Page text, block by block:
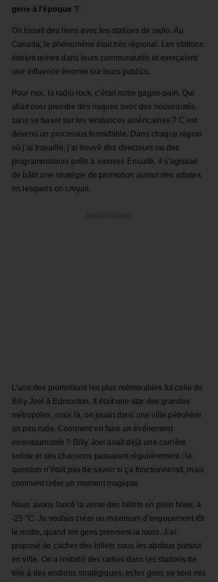
gens à l’époque ?
On tissait des liens avec les stations de radio. Au
Canada, le phénomène était très régional. Les stations
étaient reines dans leurs communautés et exerçaient
une influence énorme sur leurs publics.
Pour moi, la radio rock, c’était notre gagne‑pain. Qui
allait oser prendre des risques avec des nouveautés
sans se baser sur les tendances américaines ? C’est
devenu un processus formidable. Dans chaque région
où j’ai travaillé, j’ai trouvé des directeurs ou des
programmateurs prêts à innover. Ensuite, il s’agissait
de bâtir une stratégie de promotion autour des artistes
en lesquels on croyait.
L’une des promotions les plus mémorables fut celle de
Billy Joel à Edmonton. Il était une star des grandes
métropoles, mais là, on jouait dans une ville pétrolière
un peu rude. Comment en faire un événement
incontournable ? Billy Joel avait déjà une carrière
solide et ses chansons passaient régulièrement : la
question n’était pas de savoir si ça fonctionnerait, mais
comment créer un moment magique.
Nous avons lancé la vente des billets en plein hiver, à
-25 °C. Je voulais créer un maximum d’engouement tôt
le matin, quand les gens prennent la route. J’ai
proposé de cacher des billets sous les abribus partout
en ville. On a installé des radios dans les stations de
télé à des endroits stratégiques, et les gens se sont mis